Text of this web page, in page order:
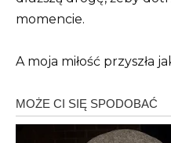
momencie.
A moja miłość przyszła